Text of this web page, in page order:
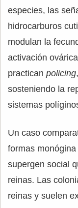
especies, las
hidrocarburos
modulan la
activación
practican policing
sosteniendo la
sistemas
Un caso
formas
supergen social
reinas. Las
reinas y suelen